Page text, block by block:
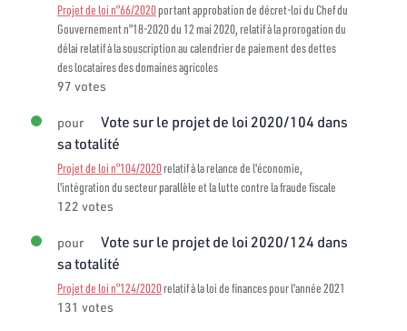
Projet de loi n°66/2020portant approbation de décret-loi du Chef du
Gouvernement n°18-2020 du 12 mai 2020, relatif à la prorogation du
délai relatif à la souscription au calendrier de paiement des dettes
des locataires des domaines agricoles
97 votes
pour
Vote sur le projet de loi 2020/104 dans
sa totalité
Projet de loi n°104/2020relatif à la relance de l'économie,
l'intégration du secteur parallèle et la lutte contre la fraude fiscale
122 votes
pour
Vote sur le projet de loi 2020/124 dans
sa totalité
Projet de loi n°124/2020relatif à la loi de finances pour l'année 2021
131 votes